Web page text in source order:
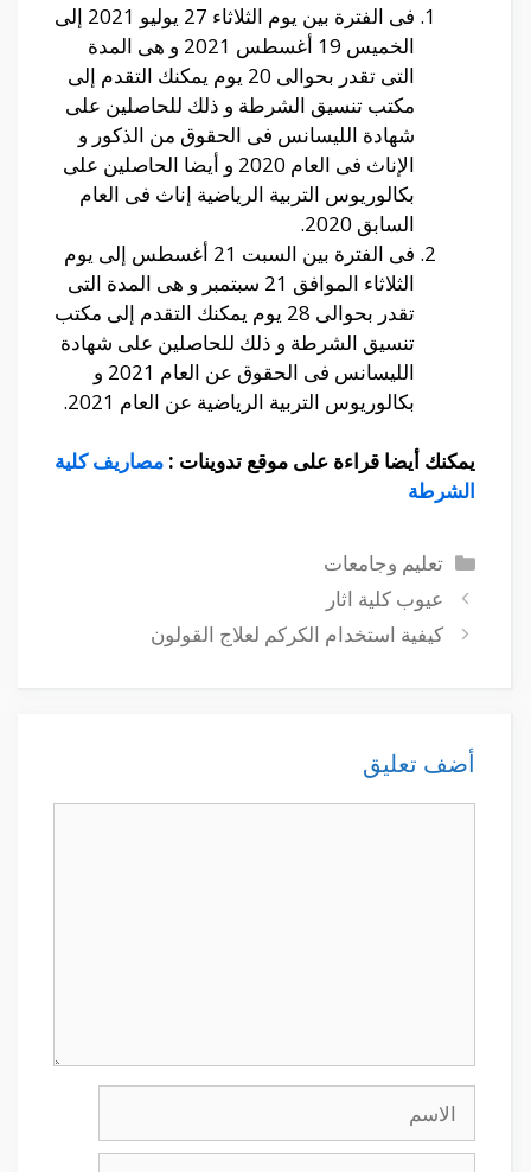
فى الفترة بين يوم الثلاثاء 27 يوليو 2021 إلى
الخميس 19 أغسطس 2021 و هى المدة
التى تقدر بحوالى 20 يوم يمكنك التقدم إلى
مكتب تنسيق الشرطة و ذلك للحاصلين على
شهادة الليسانس فى الحقوق من الذكور و
الإناث فى العام 2020 و أيضا الحاصلين على
بكالوريوس التربية الرياضية إناث فى العام
السابق 2020.
فى الفترة بين السبت 21 أغسطس إلى يوم
الثلاثاء الموافق 21 سبتمبر و هى المدة التى
تقدر بحوالى 28 يوم يمكنك التقدم إلى مكتب
تنسيق الشرطة و ذلك للحاصلين على شهادة
الليسانس فى الحقوق عن العام 2021 و
بكالوريوس التربية الرياضية عن العام 2021.
يمكنك أيضا قراءة على موقع تدوينات : مصاريف كلية
الشرطة
التصنيفات
تعليم وجامعات
عيوب كلية اثار
كيفية استخدام الكركم لعلاج القولون
أضف تعليق
الاسم